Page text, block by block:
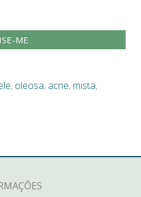
ME
, oleosa, acne, mista,